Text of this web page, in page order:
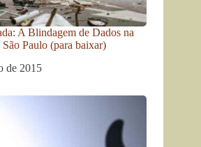
A Blindagem de Dados na
Paulo (para baixar)
de 2015